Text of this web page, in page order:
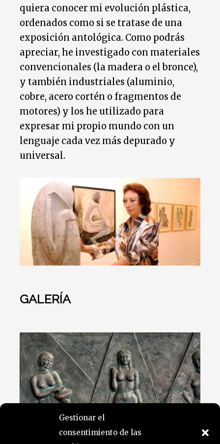
Gestionar el
consentimiento de las
quiera conocer mi evolución plástica,
ordenados como si se tratase de una
exposición antológica. Como podrás
apreciar, he investigado con materiales
convencionales (la madera o el bronce),
y también industriales (aluminio,
cobre, acero cortén o fragmentos de
motores) y los he utilizado para
expresar mi propio mundo con un
lenguaje cada vez más depurado y
universal.
GALERÍA